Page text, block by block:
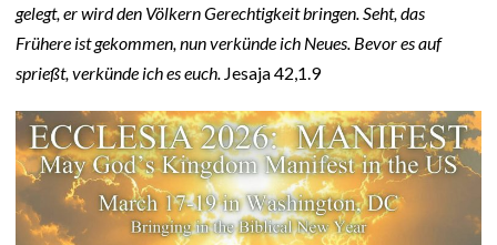
gelegt, er wird den Völkern Gerechtigkeit bringen. Seht, das
Frühere ist gekommen, nun verkünde ich Neues. Bevor es auf
sprießt, verkünde ich es euch. Jesaja 42,1.9